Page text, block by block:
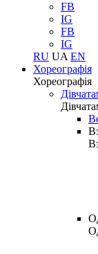
FB
IG
FB
IG
RU UA EN
Хореографія
Хореографія